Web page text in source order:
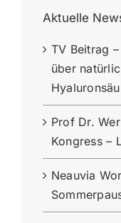
Aktuelle
TV Beitrag
über
Prof Dr.
Kongress –
Neauvia